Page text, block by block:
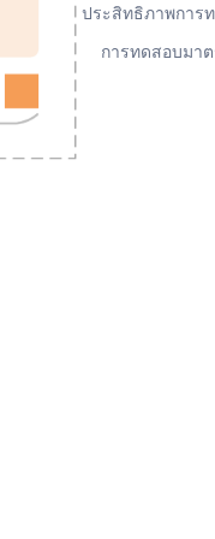
ประสิทธิภาพการ
การทดสอบมา